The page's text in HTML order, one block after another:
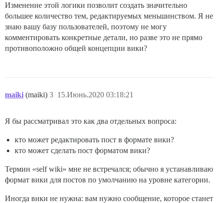
Изменение этой логики позволит создать значительно
большее количество тем, редактируемых меньшинством. Я не
знаю вашу базу пользователей, поэтому не могу
комментировать конкретные детали, но разве это не прямо
противоположно общей концепции вики?
maiki (maiki) 15.Июнь.2020 03:18:21
3
Я бы рассматривал это как два отдельных вопроса:
кто может редактировать пост в формате вики?
кто может сделать пост форматом вики?
Термин «self wiki» мне не встречался; обычно я устанавливаю
формат вики для постов по умолчанию на уровне категории.
Иногда вики не нужна: вам нужно сообщение, которое станет